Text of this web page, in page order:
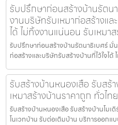
รับปรึกษาก่อนสร้างบ้านรัตน
งานบริษัทรับเหมาก่อสร้างแล
ได้ ไม่ทิ้งงานแน่นอน รับเหมา
รับปรึกษาก่อนสร้างบ้านรัตนาธิเบศร์ มั่
ก่อสร้างและบริษัทรับสร้างบ้านที่ไว้ใจได้
รับสร้างบ้านหนองเสือ รับส
เหมาสร้างบ้านราคาถูก ทั่วไทย
รับสร้างบ้านหนองเสือ รับสร้างบ้านโมเ
โนเวทบ้าน รับต่อเติมบ้าน บริการออกแ